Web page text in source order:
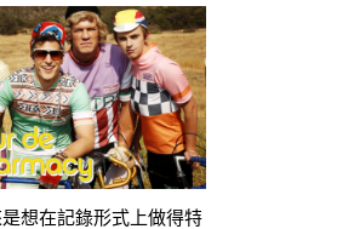
想在記錄形式上做得特